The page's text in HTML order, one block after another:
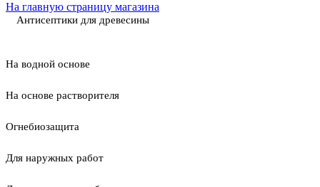
На главную страницу магазина
Антисептики для древесины
На водной основе
На основе растворителя
Огнебиозащита
Для наружных работ